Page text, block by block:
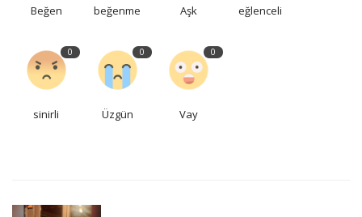
Beğen beğenme Aşk eğlenceli
0
sinirli
0
Üzgün
0
Vay